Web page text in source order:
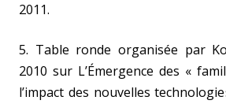
2011.
5. Table ronde organisée par
2010 sur L’Émergence des «
l’impact des nouvelles